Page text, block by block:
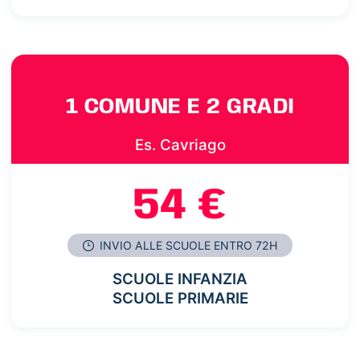
1 COMUNE E 2 GRADI
Es. Cavriago
54 €
INVIO ALLE SCUOLE ENTRO 72H
SCUOLE INFANZIA
SCUOLE PRIMARIE